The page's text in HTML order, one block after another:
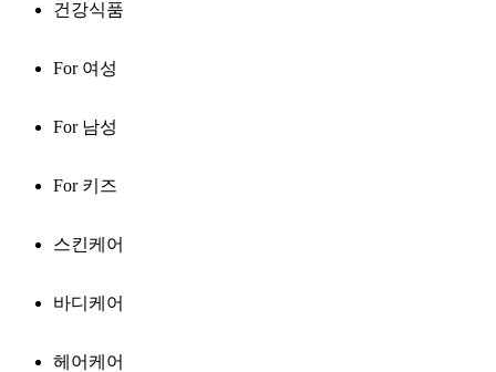
건강식품
For 여성
For 남성
For 키즈
스킨케어
바디케어
헤어케어